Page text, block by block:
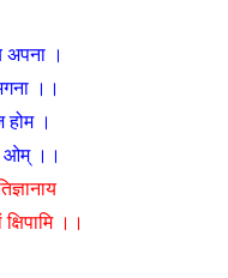
।
।।
।
ओम् ।।
।।